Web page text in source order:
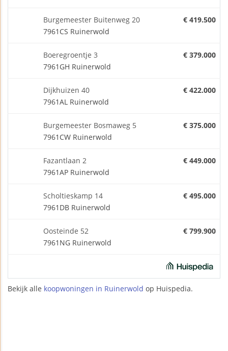
Burgemeester Buitenweg 20
7961CS Ruinerwold
€ 419.500
Boeregroentje 3
7961GH Ruinerwold
€ 379.000
Dijkhuizen 40
7961AL Ruinerwold
€ 422.000
Burgemeester Bosmaweg 5
7961CW Ruinerwold
€ 375.000
Fazantlaan 2
7961AP Ruinerwold
€ 449.000
Scholtieskamp 14
7961DB Ruinerwold
€ 495.000
Oosteinde 52
7961NG Ruinerwold
€ 799.900
Bekijk alle koopwoningen in Ruinerwold op Huispedia.